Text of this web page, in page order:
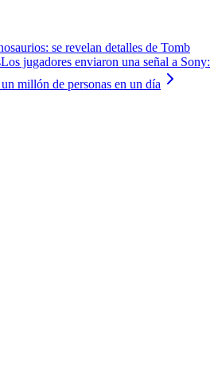
se revelan detalles de Tomb
Los jugadores enviaron una señal a Sony:
millón de personas en un día